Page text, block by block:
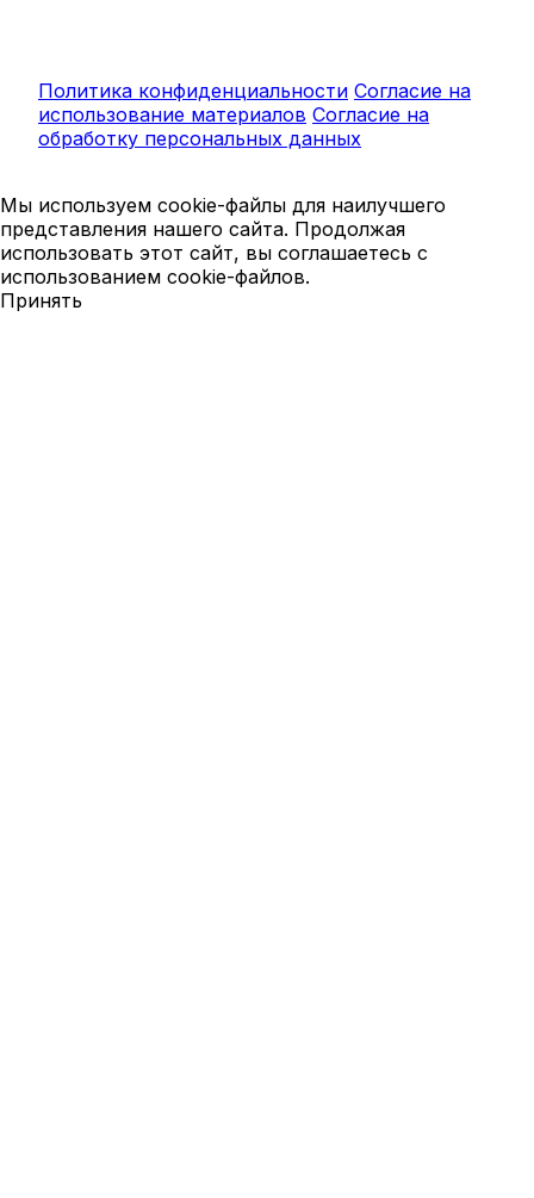
Политика конфиденциальности Согласие на
использование материалов Согласие на
обработку персональных данных
Мы используем cookie-файлы для наилучшего
представления нашего сайта. Продолжая
использовать этот сайт, вы соглашаетесь с
использованием cookie-файлов.
Принять